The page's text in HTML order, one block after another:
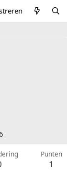
Punten
1